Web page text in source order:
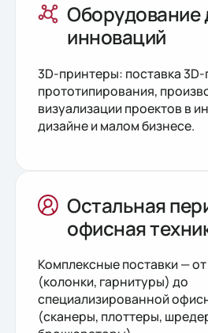
Оборудование
инноваций
3D-принтеры: поставка
прототипирования,
визуализации проектов в
дизайне и малом бизнесе.
Остальная
офисная
Комплексные поставки —
(колонки, гарнитуры) до
специализированной
(сканеры, плоттеры,